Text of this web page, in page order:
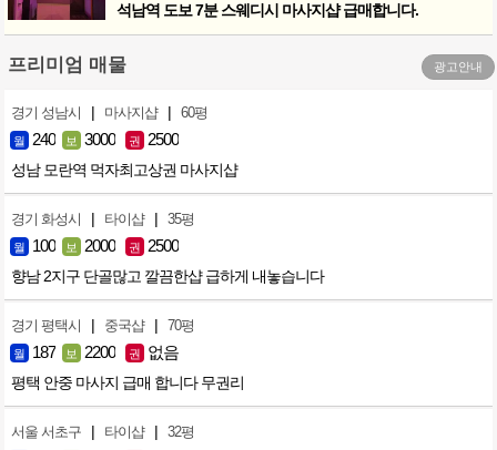
석남역 도보 7분 스웨디시 마사지샵 급매합니다.
프리미엄 매물 광고안내
경기 성남시 | 마사지샵 | 60평
월 240 보 3000 권 2500
성남 모란역 먹자최고상권 마사지샵
경기 화성시 | 타이샵 | 35평
월 100 보 2000 권 2500
향남 2지구 단골많고 깔끔한샵 급하게 내놓습니다
경기 평택시 | 중국샵 | 70평
월 187 보 2200 권 없음
평택 안중 마사지 급매 합니다 무권리
서울 서초구 | 타이샵 | 32평